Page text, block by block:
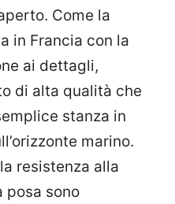
Come la
in Francia con la
ai dettagli,
di alta qualità che
stanza in
marino.
resistenza alla
posa sono